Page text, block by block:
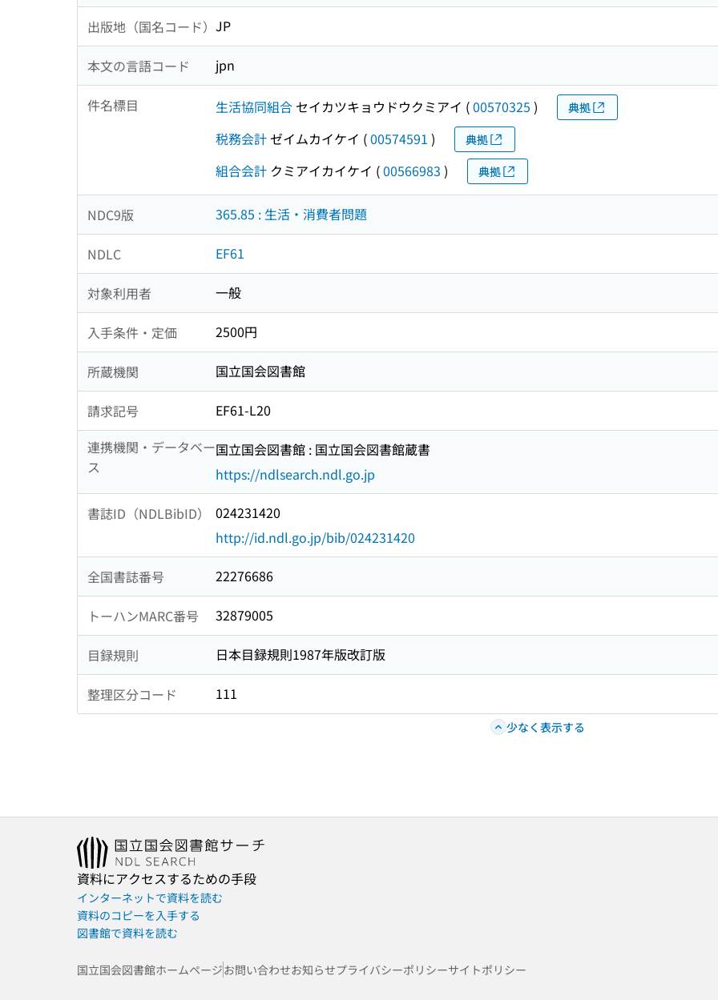
出版地（国名コード） JP
本文の言語コード jpn
件名標目 生活協同組合 セイカツキョウドウクミアイ (00570325 ) 典拠
税務会計ゼイムカイケイ (00574591 ) 典拠
組合会計 クミアイカイケイ (00566983 ) 典拠
NDC9版 365.85 : 生活・消費者問題
NDLC EF61
対象利用者 一般
入手条件・定価 2500円
所蔵機関 国立国会図書館
請求記号
EF61-L20
連携機関・データベー
ス
国立国会図書館 : 国立国会図書館蔵書
https://ndlsearch.ndl.go.jp
書誌ID（NDLBibID）
024231420
http://id.ndl.go.jp/bib/024231420
全国書誌番号 22276686
トーハンMARC番号 32879005
目録規則 日本目録規則1987年版改訂版
整理区分コード 111
少なく表示する
資料にアクセスするための手段
インターネットで資料を読む
資料のコピーを入手する
図書館で資料を読む
国立国会図書館ホームページお問い合わせお知らせプライバシーポリシーサイトポリシー